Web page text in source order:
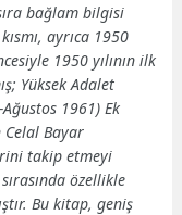
bağlam bilgisi
ayrıca 1950
1950 yılının ilk
Yüksek Adalet
1961) Ek
Celal Bayar
takip etmeyi
özellikle
Bu kitap, geniş